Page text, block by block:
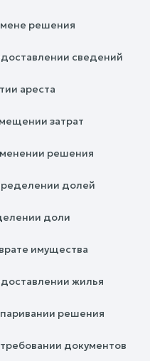
решения
сведений
ареста
затрат
решения
долей
доли
имущества
жилья
решения
документов